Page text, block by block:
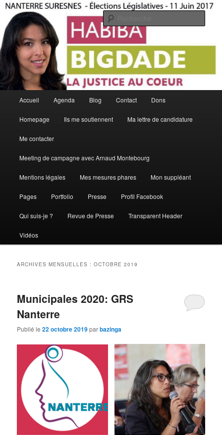
Aller
contenu
principal
Aller
contenu
secondaireHabiba Bigdade
La Justice Au Coeur
principal
Accueil Agenda Blog Contact Dons
Homepage Ils me soutiennent Ma lettre de candidature
Me contacter
Meeting de campagne avec Arnaud Montebourg
Mentions légales Mes mesures phares Mon suppléant
Pages Portfolio Presse Profil Facebook
Qui suis-je ? Revue de Presse Transparent Header
Vidéos
ARCHIVES MENSUELLES :OCTOBRE 2019
Municipales 2020: GRS
Nanterre
Publié le22 octobre 2019parbazinga